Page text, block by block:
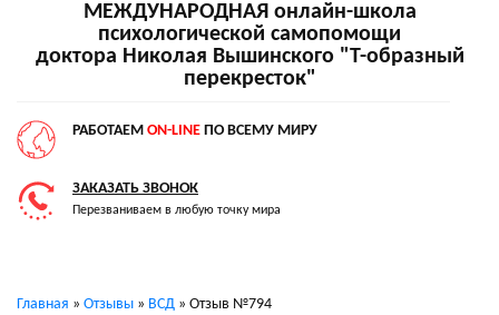
МЕЖДУНАРОДНАЯ онлайн-школа
психологической самопомощи
доктора Николая Вышинского "Т-образный
перекресток"
РАБОТАЕМ ON-LINE ПО ВСЕМУ МИРУ
ЗАКАЗАТЬ ЗВОНОК
Перезваниваем в любую точку мира
Главная » Отзывы » ВСД » Отзыв №794